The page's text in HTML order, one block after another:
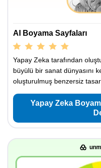
AI Boyama Sayfaları
Yapay Zeka tarafından
büyülü bir sanat dünyasını
oluşturulmuş benzersiz
Yapay Zeka